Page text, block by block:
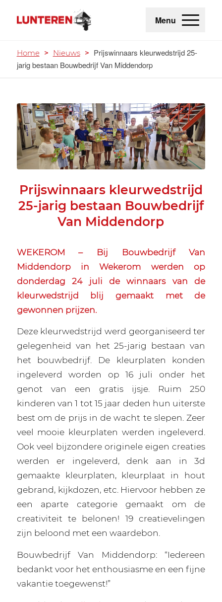
Menu
Home > Nieuws > Prijswinnaars kleurwedstrijd 25-
jarig bestaan Bouwbedrijf Van Middendorp
Prijswinnaars kleurwedstrijd
25-jarig bestaan Bouwbedrijf
Van Middendorp
WEKEROM – Bij Bouwbedrijf Van
Middendorp in Wekerom werden op
donderdag 24 juli de winnaars van de
kleurwedstrijd blij gemaakt met de
gewonnen prijzen.
Deze kleurwedstrijd werd georganiseerd ter
gelegenheid van het 25-jarig bestaan van
het bouwbedrijf. De kleurplaten konden
ingeleverd worden op 16 juli onder het
genot van een gratis ijsje. Ruim 250
kinderen van 1 tot 15 jaar deden hun uiterste
best om de prijs in de wacht te slepen. Zeer
veel mooie kleurplaten werden ingeleverd.
Ook veel bijzondere originele eigen creaties
werden er ingeleverd, denk aan in 3d
gemaakte kleurplaten, kleurplaat in hout
gebrand, kijkdozen, etc. Hiervoor hebben ze
een aparte categorie gemaakt om de
creativiteit te belonen! 19 creatievelingen
zijn beloond met een waardebon.
Bouwbedrijf Van Middendorp: “Iedereen
bedankt voor het enthousiasme en een fijne
vakantie toegewenst!”